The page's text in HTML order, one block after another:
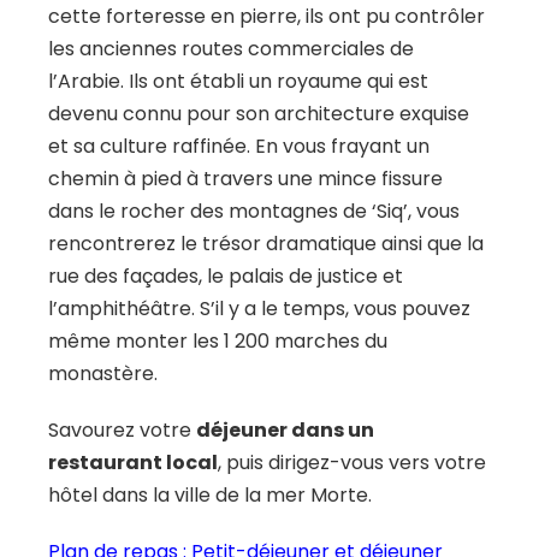
cette forteresse en pierre, ils ont pu contrôler
les anciennes routes commerciales de
l’Arabie. Ils ont établi un royaume qui est
devenu connu pour son architecture exquise
et sa culture raffinée. En vous frayant un
chemin à pied à travers une mince fissure
dans le rocher des montagnes de ‘Siq’, vous
rencontrerez le trésor dramatique ainsi que la
rue des façades, le palais de justice et
l’amphithéâtre. S’il y a le temps, vous pouvez
même monter les 1 200 marches du
monastère.
Savourez votre déjeuner dans un
restaurant local, puis dirigez-vous vers votre
hôtel dans la ville de la mer Morte.
Plan de repas : Petit-déjeuner et déjeuner